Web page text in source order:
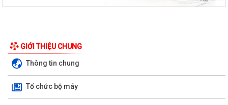
GIỚI THIỆU CHUNG
Thông tin chung
Tổ chức bộ máy
Phường Hưng Đạo hỗ trợ người dân thực hiện thủ tục hành chính trực
tuyến tại các tổ dân phố –...